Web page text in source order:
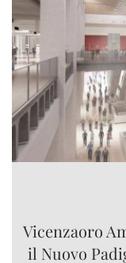
Vicenzaoro
il Nuovo